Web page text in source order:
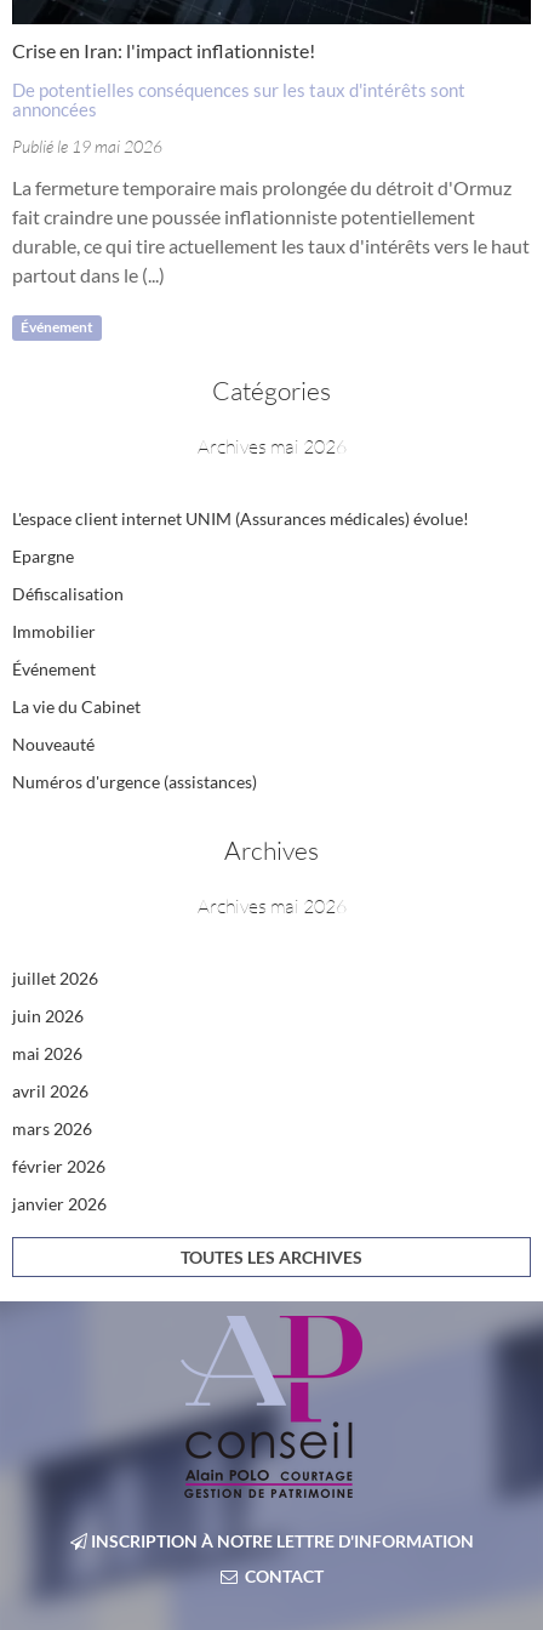
Crise en Iran: l'impact inflationniste!
De potentielles conséquences sur les taux d'intérêts sont
annoncées
Publié le 19 mai 2026
La fermeture temporaire mais prolongée du détroit d'Ormuz
fait craindre une poussée inflationniste potentiellement
durable, ce qui tire actuellement les taux d'intérêts vers le haut
partout dans le (...)
Événement
Catégories
Archives mai 2026
L'espace client internet UNIM (Assurances médicales) évolue!
Epargne
Défiscalisation
Immobilier
Événement
La vie du Cabinet
Nouveauté
Numéros d'urgence (assistances)
Archives
Archives mai 2026
juillet 2026
juin 2026
mai 2026
avril 2026
mars 2026
février 2026
janvier 2026
TOUTES LES ARCHIVES
INSCRIPTION À NOTRE LETTRE D'INFORMATION
CONTACT